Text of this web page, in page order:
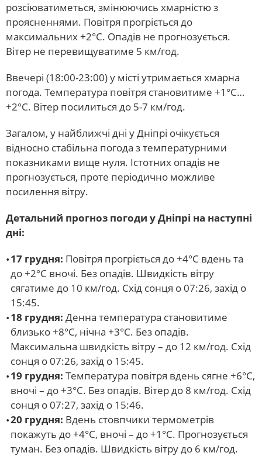
розсіюватиметься, змінюючись хмарністю з
проясненнями. Повітря прогріється до
максимальних +2°С. Опадів не прогнозується.
Вітер не перевищуватиме 5 км/год.
Ввечері (18:00-23:00) у місті утримається хмарна
погода. Температура повітря становитиме +1°С…
+2°С. Вітер посилиться до 5-7 км/год.
Загалом, у найближчі дні у Дніпрі очікується
відносно стабільна погода з температурними
показниками вище нуля. Істотних опадів не
прогнозується, проте періодично можливе
посилення вітру.
Детальний прогноз погоди у Дніпрі на наступні
дні:
17 грудня: Повітря прогріється до +4°С вдень та
до +2°С вночі. Без опадів. Швидкість вітру
сягатиме до 10 км/год. Схід сонця о 07:26, захід о
15:45.
18 грудня: Денна температура становитиме
близько +8°С, нічна +3°С. Без опадів.
Максимальна швидкість вітру – до 12 км/год. Схід
сонця о 07:26, захід о 15:45.
19 грудня: Температура повітря вдень сягне +6°С,
вночі – до +3°С. Без опадів. Вітер до 8 км/год. Схід
сонця о 07:27, захід о 15:46.
20 грудня: Вдень стовпчики термометрів
покажуть до +4°С, вночі – до +1°С. Прогнозується
туман. Без опадів. Швидкість вітру до 6 км/год.